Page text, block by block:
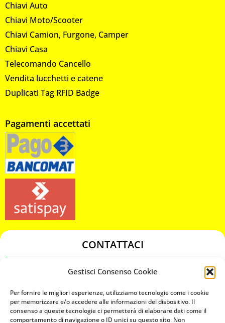
Gestisci Consenso Cookie
Per fornire le migliori esperienze, utilizziamo tecnologie come i cookie
per memorizzare e/o accedere alle informazioni del dispositivo. Il
consenso a queste tecnologie ci permetterà di elaborare dati come il
comportamento di navigazione o ID unici su questo sito. Non
Chiavi Auto
Chiavi Moto/Scooter
Chiavi Camion, Furgone, Camper
Chiavi Casa
Telecomando Cancello
Vendita lucchetti e catene
Duplicati Tag RFID Badge
Pagamenti accettati
CONTATTACI
chiavicodificate@gmail.com
Privacy Policy